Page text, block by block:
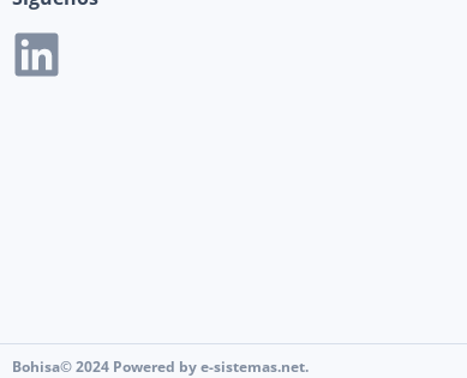
Bohisa© 2024 Powered by e-sistemas.net.